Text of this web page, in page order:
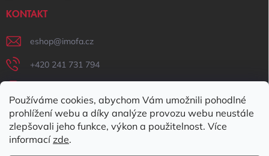
Používáme cookies, abychom Vám umožnili pohodlné
prohlížení webu a díky analýze provozu webu neustále
zlepšovali jeho funkce, výkon a použitelnost. Více
informacízde.
KONTAKT
eshop@imofa.cz
+420 241 731 794
IMOFA Facebook
imofa_s.r.o